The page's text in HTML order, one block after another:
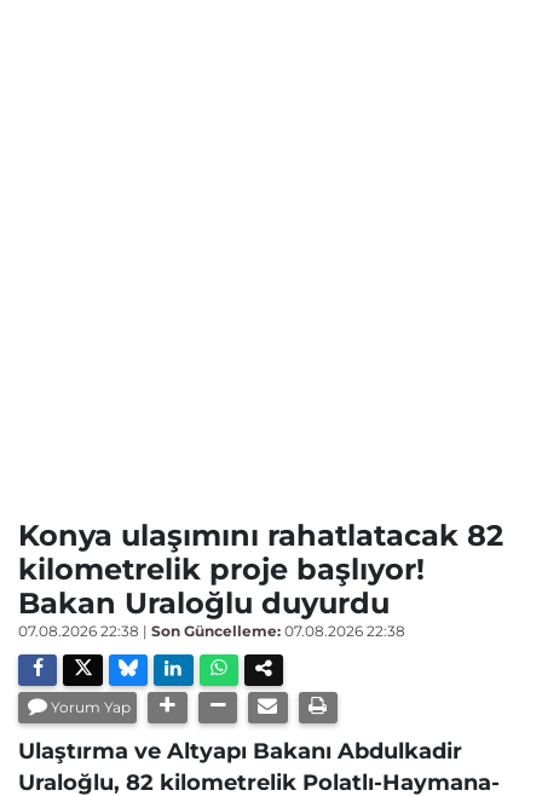
Konya ulaşımını rahatlatacak 82
kilometrelik proje başlıyor!
Bakan Uraloğlu duyurdu
07.08.2026 22:38 | Son Güncelleme: 07.08.2026 22:38
Yorum Yap
Ulaştırma ve Altyapı Bakanı Abdulkadir
Uraloğlu, 82 kilometrelik Polatlı-Haymana-